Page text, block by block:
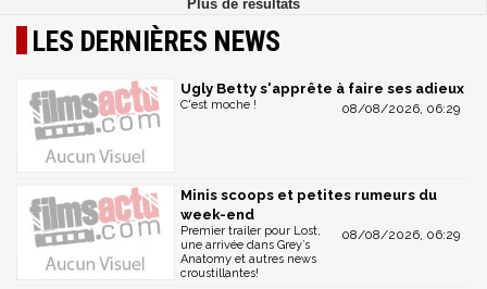
LES DERNIÈRES NEWS
Ugly Betty s'apprête à faire ses adieux
08/08/2026, 06:29
C'est moche !
Minis scoops et petites rumeurs du
week-end
08/08/2026, 06:29
Premier trailer pour Lost,
une arrivée dans Grey’s
Anatomy et autres news
croustillantes!